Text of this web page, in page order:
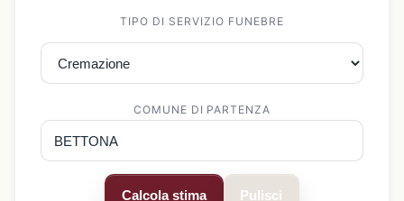
TIPO DI SERVIZIO FUNEBRE
COMUNE DI PARTENZA
Calcola stima Pulisci